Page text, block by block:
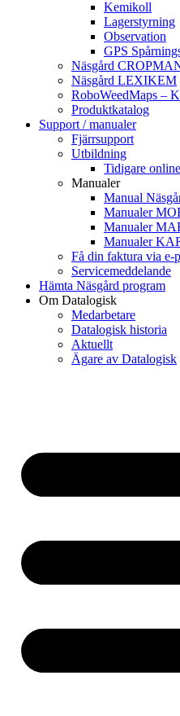
Kemikoll
Lagerstyrning
Observation
GPS
Näsgård
Näsgård LEXIKEM
RoboWeedMaps –
Produktkatalog
Support / manualer
Fjärrsupport
Utbildning
Tidigare
Manualer
Manual
Manualer
Manualer
Manualer
Få din faktura via e-
Servicemeddelande
Hämta Näsgård program
Om Datalogisk
Medarbetare
Datalogisk historia
Aktuellt
Ägare av Datalogisk